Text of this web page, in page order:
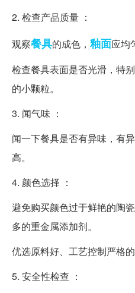
2. 检查产品质量 ：
观察餐具的成色， 釉面应均
检查餐具表面是否光滑，特
的小颗粒。
3. 闻气味 ：
闻一下餐具是否有异味，有
高。
4. 颜色选择 ：
避免购买颜色过于鲜艳的陶
多的重金属添加剂。
优选原料好、工艺控制严格
5. 安全性检查 ：